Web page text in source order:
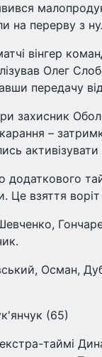
на перерву з
вінгер
Олег
передачу
захисник
–
додаткового
Це взяття
Осман,
(65)
таймі